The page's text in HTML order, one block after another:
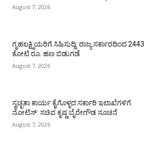
August 7, 2026
ಗೃಹಲಕ್ಷ್ಮಿಯರಿಗೆ ಸಿಹಿಸುದ್ದಿ: ರಾಜ್ಯ ಸರ್ಕಾರದಿಂದ 2443
ಕೋಟಿ ರೂ. ಹಣ ಬಿಡುಗಡೆ
August 7, 2026
ಸ್ವಚ್ಛತಾ ಕಾರ್ಯ ಕೈಗೊಳ್ಳದ ಸರ್ಕಾರಿ ಇಲಾಖೆಗಳಿಗೆ
ನೋಟಿಸ್: ಸಚಿವ ಕೃಷ್ಣ ಬೈರೇಗೌಡ ಸೂಚನೆ
August 7, 2026